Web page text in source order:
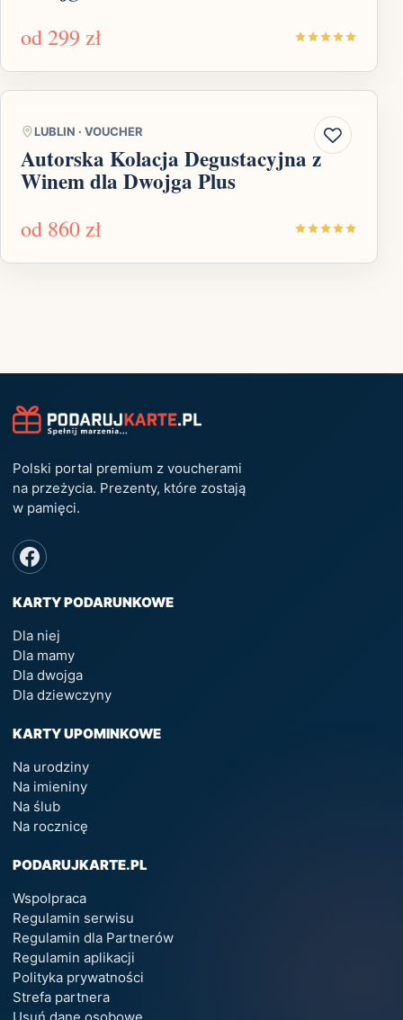
od 299 zł
LUBLIN · VOUCHER
Autorska Kolacja Degustacyjna z
Winem dla Dwojga Plus
od 860 zł
Polski portal premium z voucherami
na przeżycia. Prezenty, które zostają
w pamięci.
KARTY PODARUNKOWE
Dla niej
Dla mamy
Dla dwojga
Dla dziewczyny
KARTY UPOMINKOWE
Na urodziny
Na imieniny
Na ślub
Na rocznicę
PODARUJKARTE.PL
Wspolpraca
Regulamin serwisu
Regulamin dla Partnerów
Regulamin aplikacji
Polityka prywatności
Strefa partnera